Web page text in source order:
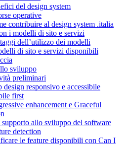
del design system
operative
contribuire al design system .italia
i modelli di sito e servizi
dell’utilizzo dei modelli
di sito e servizi disponibili
sviluppo
preliminari
design responsivo e accessibile
first
enhancement e Graceful
allo sviluppo del software
detection
le feature disponibili con Can I